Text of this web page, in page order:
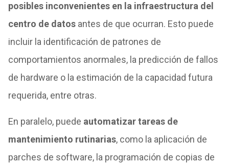
posibles inconvenientes en la infraestructura del
centro de datosantes de que ocurran. Esto puede
incluir la identificación de patrones de
comportamientos anormales, la predicción de fallos
de hardware o la estimación de la capacidad futura
requerida, entre otras.
En paralelo, puede automatizar tareas de
mantenimiento rutinarias, como la aplicación de
parches de software, la programación de copias de